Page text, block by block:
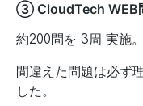
③ CloudTech WEB
約200問を 3周 実施。
間違えた問題は必ず
した。